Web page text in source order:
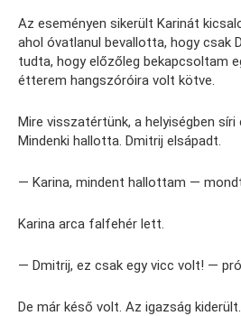
Az eseményen sikerült Karinát
ahol óvatlanul bevallotta, hogy csak
tudta, hogy előzőleg bekapcsoltam
étterem hangszóróira volt kötve.
Mire visszatértünk, a helyiségben
Mindenki hallotta. Dmitrij elsápadt.
— Karina, mindent hallottam —
Karina arca falfehér lett.
— Dmitrij, ez csak egy vicc volt! —
De már késő volt. Az igazság kiderült.